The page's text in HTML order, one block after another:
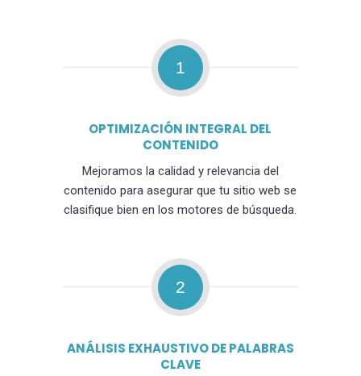
1
OPTIMIZACIÓN INTEGRAL DEL
CONTENIDO
Mejoramos la calidad y relevancia del
contenido para asegurar que tu sitio web se
clasifique bien en los motores de búsqueda.
2
ANÁLISIS EXHAUSTIVO DE PALABRAS
CLAVE